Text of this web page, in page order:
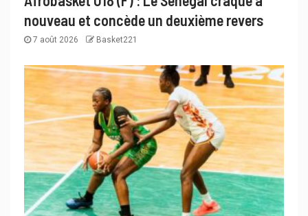
nouveau et concède un deuxième revers
7 août 2026 Basket221